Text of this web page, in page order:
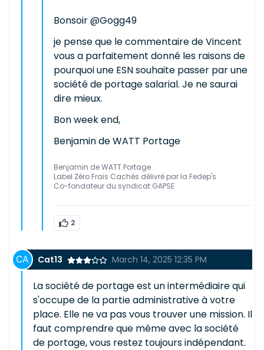
Bonsoir @Gogg49
je pense que le commentaire de Vincent
vous a parfaitement donné les raisons de
pourquoi une ESN souhaite passer par une
société de portage salarial. Je ne saurai
dire mieux.
Bon week end,
Benjamin de WATT Portage
Benjamin de WATT Portage
Label Zéro Frais Cachés délivré par la Fedep's
Co-fondateur du syndicat GAPSE
2
Cat13 March 14, 2025 12:35 PM
La société de portage est un intermédiaire qui
s'occupe de la partie administrative à votre
place. Elle ne va pas vous trouver une mission. Il
faut comprendre que même avec la société
de portage, vous restez toujours indépendant.